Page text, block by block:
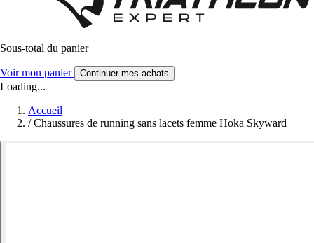
Sous-total du panier
Voir mon panier Continuer mes achats
Loading...
Accueil
/ Chaussures de running sans lacets femme Hoka Skyward